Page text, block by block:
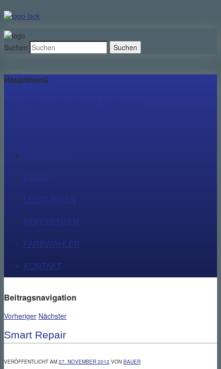
Suchen
Hauptmenü
REFERENZEN
FARBWÄHLER
KONTAKT
Beitragsnavigation
Vorheriger Nächster
Smart Repair
VERÖFFENTLICHT AM 27. NOVEMBER 2012 VON BAUER